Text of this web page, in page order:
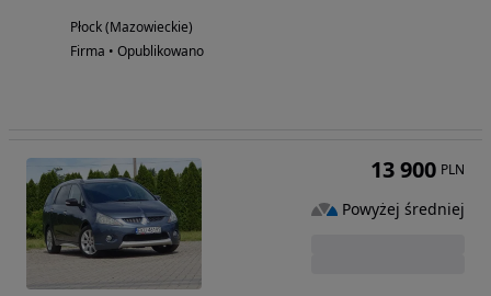
Płock (Mazowieckie)
Firma • Opublikowano
13 900 PLN
Powyżej średniej